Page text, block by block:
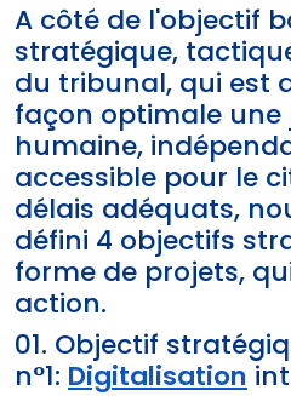
A côté de l'objectif
stratégique,
du tribunal, qui est
façon optimale une
humaine,
accessible pour le
délais adéquats,
défini 4 objectifs
forme de projets,
action.
01. Objectif
n°1: Digitalisation